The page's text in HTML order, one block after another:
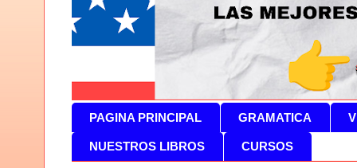
PAGINA PRINCIPAL GRAMATICA
NUESTROS LIBROS CURSOS